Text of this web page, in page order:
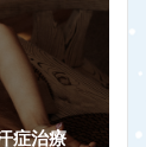
汗症治療